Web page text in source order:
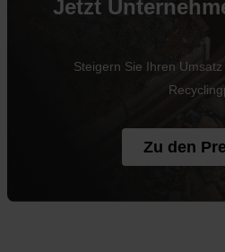
Jetzt
Steigern Sie Ihren
Zu den